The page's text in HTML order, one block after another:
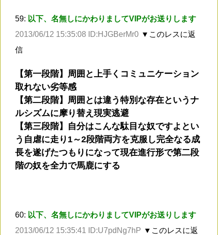
59: 以下、名無しにかわりましてVIPがお送りします
2013/06/12 15:35:08 ID:HJGBerMr0 ▼このレスに返
信
【第一段階】周囲と上手くコミュニケーション
取れない劣等感
【第二段階】周囲とは違う特別な存在というナ
ルシズムに摩り替え現実逃避
【第三段階】自分はこんな駄目な奴ですよとい
う自虐に走り1～2段階両方を克服し完全なる成
長を遂げたつもりになって現在進行形で第二段
階の奴を全力で馬鹿にする
60: 以下、名無しにかわりましてVIPがお送りします
2013/06/12 15:35:41 ID:U7pdNg7hP ▼このレスに返